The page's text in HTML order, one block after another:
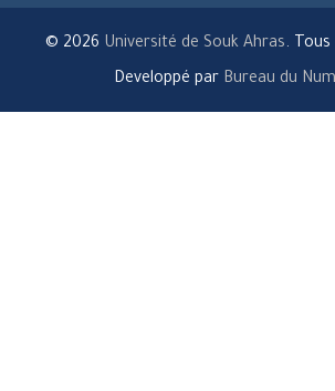
© 2026 Université de Souk Ahras.
Developpé par Bureau du